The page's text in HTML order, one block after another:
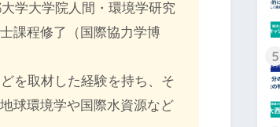
学大学院人間・環境学研究
課程修了（国際協力学博
を取材した経験を持ち、そ
球環境学や国際水資源など
5